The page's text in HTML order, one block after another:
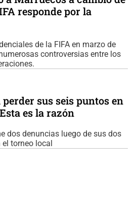
responde por la
de la FIFA en marzo de
controversias entre los
sus seis puntos en
es la razón
dos denuncias luego de sus dos
torneo local